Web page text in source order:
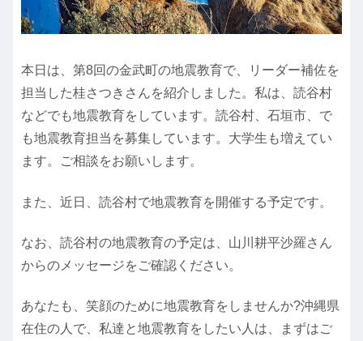
本日は、第8回の金武町の地震教育で、リーダー補佐を
担当した桂さつきさんを紹介しました。私は、読谷村
などでも地震教育をしています。読谷村、石垣市、で
も地震教育担当を募集しています。大学生も増えてい
ます。ご相談をお願いします。
また、近日、読谷村で地震教育を開催する予定です。
なお、読谷村の地震教育の予定は、山川耕平沙羅さん
からのメッセージをご確認ください。
あなたも、笑顔のために地震教育をしませんか?沖縄県
在住の人で、私達と地震教育をしたい人は、まずはご